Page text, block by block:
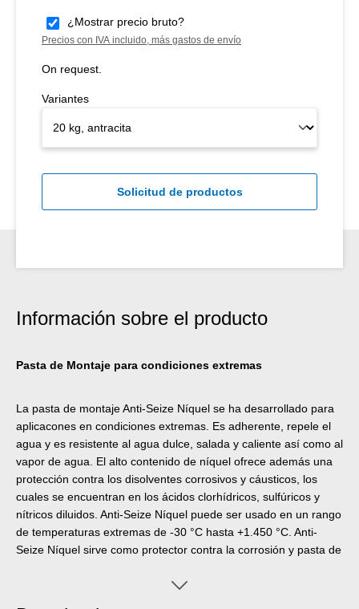
¿Mostrar precio bruto?
Precios con IVA incluido, más gastos de envío
On request.
Variantes
Solicitud de productos
Información sobre el producto
Pasta de Montaje para condiciones extremas
La pasta de montaje Anti-Seize Níquel se ha desarrollado para
aplicacones en condiciones extremas. Es adherente, repele el
agua y es resistente al agua dulce, salada y caliente así como al
vapor de agua. El alto contenido de níquel ofrece además una
protección contra los disolventes corrosivos y cáusticos, los
cuales se encuentran en los ácidos clorhídricos, sulfúricos y
nítricos diluidos. Anti-Seize Níquel puede ser usado en un rango
de temperaturas extremas de -30 °C hasta +1.450 °C. Anti-
Seize Níquel sirve como protector contra la corrosión y pasta de
de montaje sometidas a altas cargas estáticas y dinámicas así